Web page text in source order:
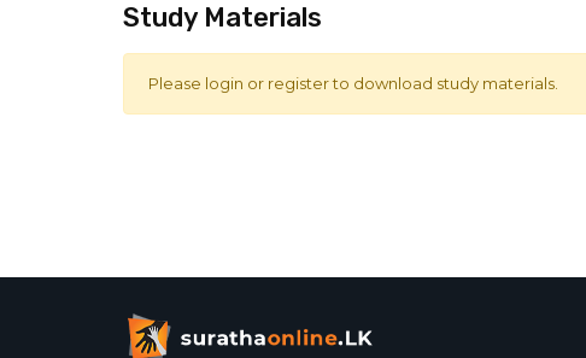
Study Materials
Please login or register to download study materials.